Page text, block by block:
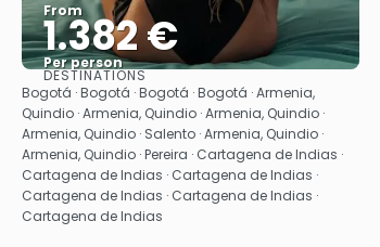
From
1.382 €
Per person
See
DESTINATIONS
Bogotá · Bogotá · Bogotá · Bogotá · Armenia,
Quindio · Armenia, Quindio · Armenia, Quindio ·
Armenia, Quindio · Salento · Armenia, Quindio ·
Armenia, Quindio · Pereira · Cartagena de Indias ·
Cartagena de Indias · Cartagena de Indias ·
Cartagena de Indias · Cartagena de Indias ·
Cartagena de Indias